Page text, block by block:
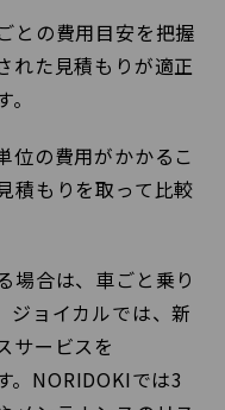
との費用目安を把握
れた見積もりが適正
位の費用がかかるこ
積もりを取って比較
場合は、車ごと乗り
ジョイカルでは、新
サービスを
。NORIDOKIでは3